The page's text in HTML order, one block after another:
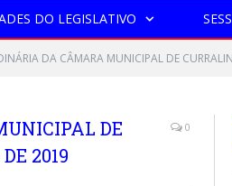
DO LEGISLATIVO
DA CÂMARA MUNICIPAL DE
DE
2019
0